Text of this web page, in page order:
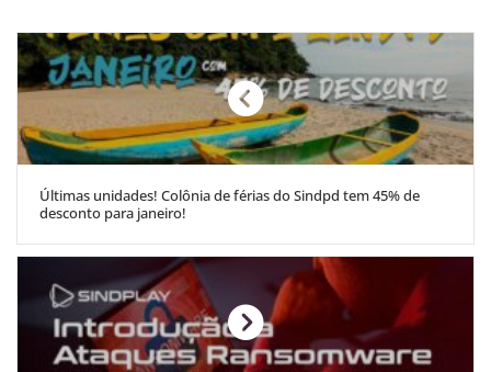
Últimas unidades! Colônia de férias do Sindpd tem 45% de
desconto para janeiro!